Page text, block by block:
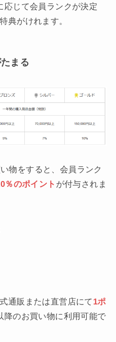
応じて会員ランクが決定
典がけれます。
まる
物をすると、会員ランク
％のポイント が付与されま
通販または直営店にて 1ポ
降のお買い物に利用可能で